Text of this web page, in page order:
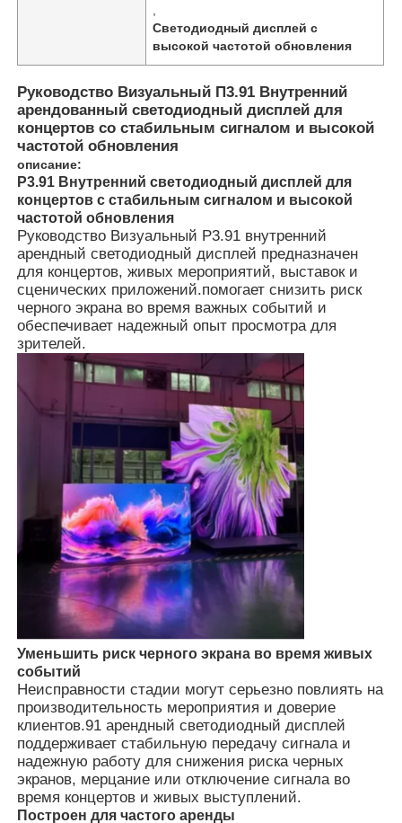
Домой
Продукты
Видео
VR Шоу
О нас
Экскурсия по фабрике
Контроль качества
Свяжитесь с нами
Новости
Случаи
Светодиодный дисплей с
высокой частотой обновления
Руководство Визуальный П3.91 Внутренний
арендованный светодиодный дисплей для
концертов со стабильным сигналом и высокой
частотой обновления
описание:
P3.91 Внутренний светодиодный дисплей для
концертов с стабильным сигналом и высокой
частотой обновления
Руководство Визуальный P3.91 внутренний
арендный светодиодный дисплей предназначен
для концертов, живых мероприятий, выставок и
сценических приложений.помогает снизить риск
черного экрана во время важных событий и
обеспечивает надежный опыт просмотра для
зрителей.
Уменьшить риск черного экрана во время живых
событий
Неисправности стадии могут серьезно повлиять на
производительность мероприятия и доверие
клиентов.91 арендный светодиодный дисплей
поддерживает стабильную передачу сигнала и
надежную работу для снижения риска черных
экранов, мерцание или отключение сигнала во
время концертов и живых выступлений.
Построен для частого аренды